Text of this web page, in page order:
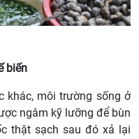
biến
khác, môi trường sống ở
ngâm kỹ lưỡng để bùn
thật sạch sau đó xả lại